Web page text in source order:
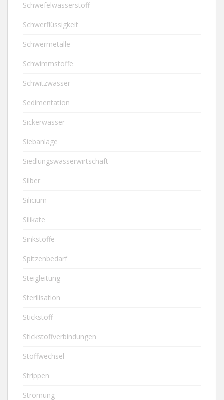
Schwefelwasserstoff
Schwerflüssigkeit
Schwermetalle
Schwimmstoffe
Schwitzwasser
Sedimentation
Sickerwasser
Siebanlage
Siedlungswasserwirtschaft
Silber
Silicium
Silikate
Sinkstoffe
Spitzenbedarf
Steigleitung
Sterilisation
Stickstoff
Stickstoffverbindungen
Stoffwechsel
Strippen
Strömung